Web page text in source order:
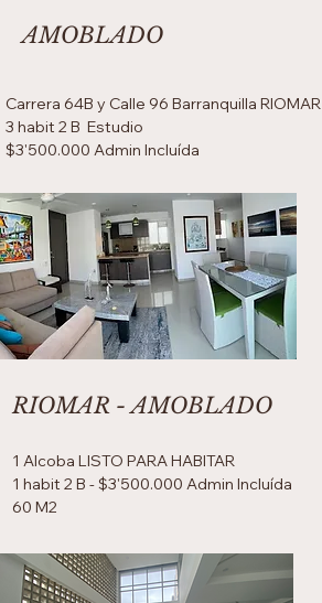
AMOBLADO
Carrera 64B y Calle 96 Barranquilla RIOMAR
3 habit 2 B Estudio
$3'500.000 Admin Incluída
RIOMAR - AMOBLADO
1 Alcoba LISTO PARA HABITAR
1 habit 2 B - $3'500.000 Admin Incluída
60 M2